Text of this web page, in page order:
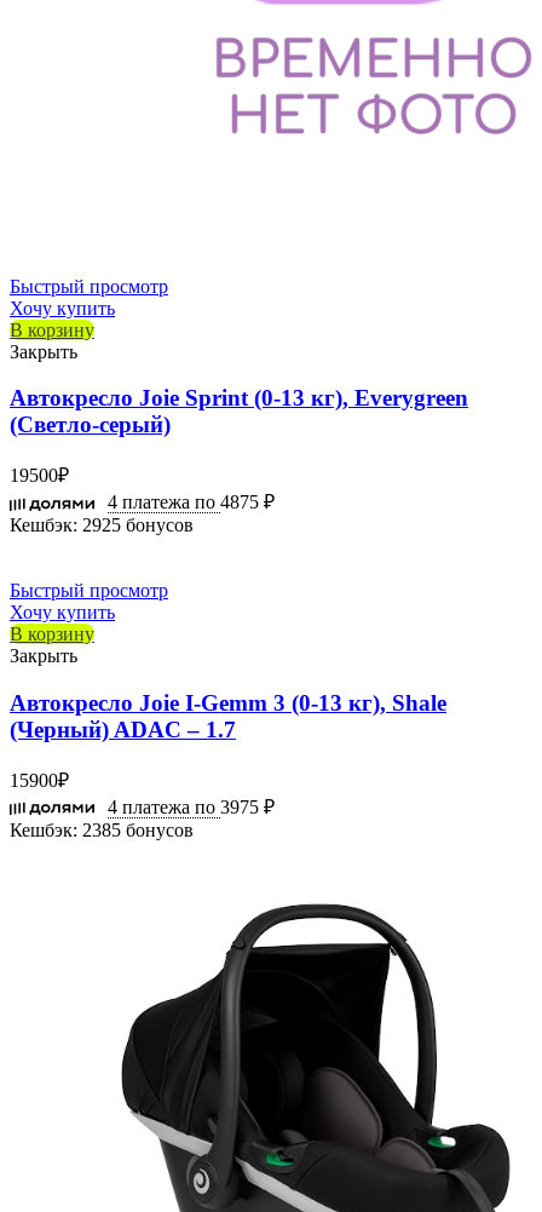
Быстрый просмотр
Хочу купить
В корзину
Закрыть
Автокресло Joie Sprint (0-13 кг), Everygreen
(Светло-серый)
19500₽
4 платежа по 4875 ₽
Кешбэк: 2925 бонусов
Быстрый просмотр
Хочу купить
В корзину
Закрыть
Автокресло Joie I-Gemm 3 (0-13 кг), Shale
(Черный) ADAC – 1.7
15900₽
4 платежа по 3975 ₽
Кешбэк: 2385 бонусов